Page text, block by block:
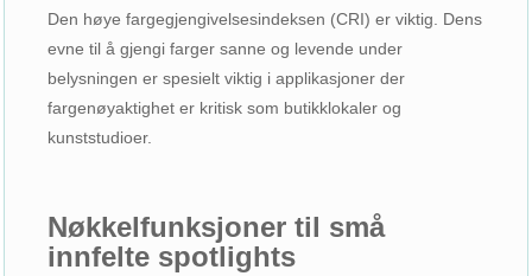
Den høye fargegjengivelsesindeksen (CRI) er viktig. Dens
evne til å gjengi farger sanne og levende under
belysningen er spesielt viktig i applikasjoner der
fargenøyaktighet er kritisk som butikklokaler og
kunststudioer.
Nøkkelfunksjoner til små
innfelte spotlights